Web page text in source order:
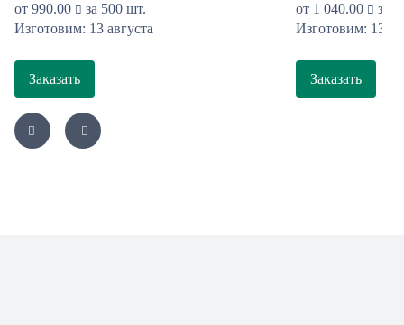
от 990.00
за 500 шт.
Изготовим: 13 августа
Заказать
от 1 040.00
за
Изготовим: 13
Заказать